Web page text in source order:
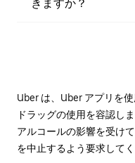
きますか？
Uber は、Uber アプリを
ドラッグの使用を容認し
アルコールの影響を受け
を中止するよう要求してく